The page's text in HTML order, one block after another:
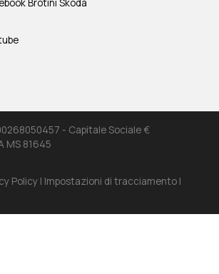
Brotini Skoda
- Capitale Sociale €
MS 81645
Policy | Impostazioni di tracciamento |